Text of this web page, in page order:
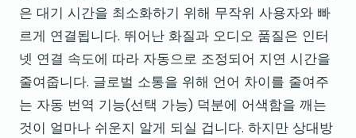
은 대기 시간을 최소화하기 위해 무작위 사용자와 빠
르게 연결됩니다. 뛰어난 화질과 오디오 품질은 인터
넷 연결 속도에 따라 자동으로 조정되어 지연 시간을
줄여줍니다. 글로벌 소통을 위해 언어 차이를 줄여주
는 자동 번역 기능(선택 가능) 덕분에 어색함을 깨는
것이 얼마나 쉬운지 알게 되실 겁니다. 하지만 상대방